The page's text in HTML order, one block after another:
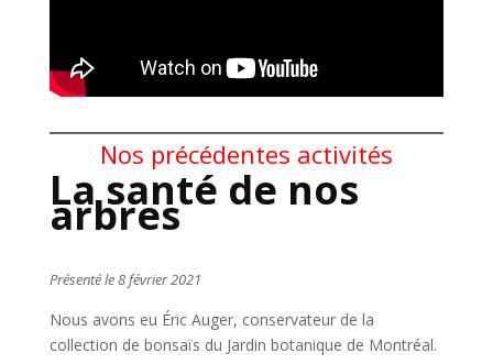
Nos précédentes activités
La santé de nos
arbres
Présenté le 8 février 2021
Nous avons eu Éric Auger, conservateur de la
collection de bonsaïs du Jardin botanique de Montréal.